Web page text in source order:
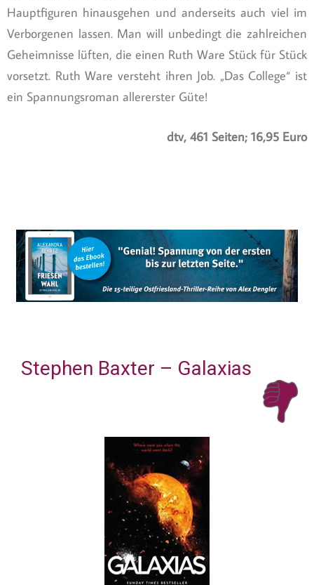
Hauptfiguren hinausgehen und anderseits auch viel im
Verborgenen lassen. Man will unbedingt die zahlreichen
Geheimnisse lüften, die einen Ruth Ware Stück für Stück
vorsetzt. Ruth Ware versteht ihren Job. „Das College“ ist
ein Spannungsroman allererster Güte!
dtv, 461 Seiten; 16,95 Euro
Stephen Baxter – Galaxias